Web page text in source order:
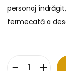
personaj
fermecată a